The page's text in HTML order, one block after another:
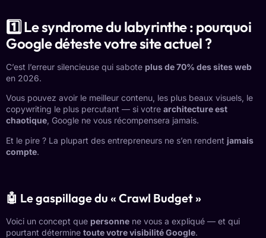
1️⃣ Le syndrome du labyrinthe : pourquoi
Google déteste votre site actuel ?
C’est l’erreur silencieuse qui sabote plus de 70% des sites web
en 2026.
Vous pouvez avoir le meilleur contenu, les plus beaux visuels, le
copywriting le plus percutant — si votre architecture est
chaotique, Google ne vous récompensera jamais.
Et le pire ? La plupart des entrepreneurs ne s’en rendent jamais
compte.
🤖 Le gaspillage du « Crawl Budget »
Voici un concept que personne ne vous a expliqué — et qui
pourtant détermine toute votre visibilité Google.